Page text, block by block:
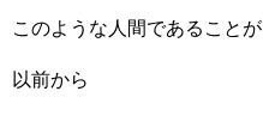
このような人間であることが
以前から